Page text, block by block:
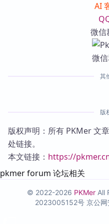
AI
微信
其
版
版权声明：所有 PKMer 文
处链接。
本文链接： https://
pkmer forum 论坛相关
© 2022-2026 PKMer All
2023005152号 京公